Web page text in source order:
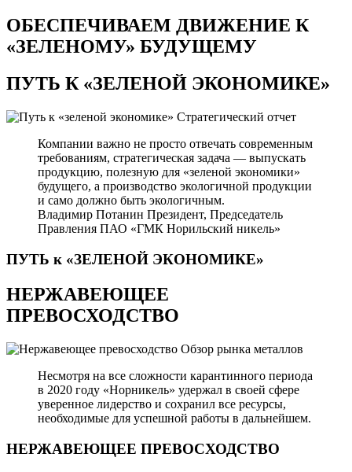
ОБЕСПЕЧИВАЕМ ДВИЖЕНИЕ К
«ЗЕЛЕНОМУ» БУДУЩЕМУ
ПУТЬ К«ЗЕЛЕНОЙ ЭКОНОМИКЕ»
Стратегический отчет
Компании важно не просто отвечать современным
требованиям, стратегическая задача — выпускать
продукцию, полезную для «зеленой экономики»
будущего, а производство экологичной продукции
и само должно быть экологичным.
Владимир Потанин Президент, Председатель
Правления ПАО «ГМК Норильский никель»
ПУТЬ к «ЗЕЛЕНОЙ ЭКОНОМИКЕ»
НЕРЖАВЕЮЩЕЕ
ПРЕВОСХОДСТВО
Обзор рынка металлов
Несмотря на все сложности карантинного периода
в 2020 году «Норникель» удержал в своей сфере
уверенное лидерство и сохранил все ресурсы,
необходимые для успешной работы в дальнейшем.
НЕРЖАВЕЮЩЕЕ ПРЕВОСХОДСТВО